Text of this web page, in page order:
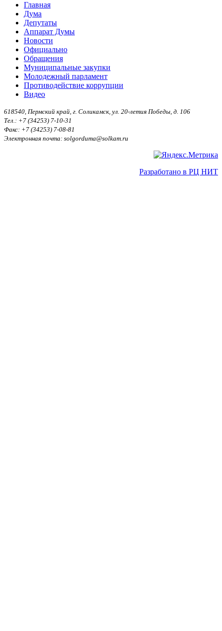
Главная
Дума
Депутаты
Аппарат Думы
Новости
Официально
Обращения
Муниципальные закупки
Молодежный парламент
Противодействие коррупции
Видео
618540, Пермский край, г. Соликамск, ул. 20-летия Победы, д. 106
Тел.: +7 (34253) 7-10-31
Факс: +7 (34253) 7-08-81
Электронная почта: solgorduma@solkam.ru
Разработано в РЦ НИТ